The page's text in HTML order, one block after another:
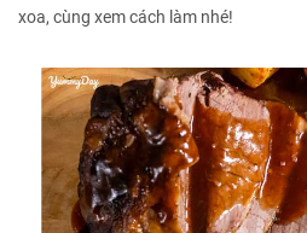
xoa, cùng xem cách làm nhé!